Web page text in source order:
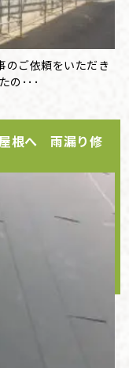
のご依頼をいただき
の･･･
根へ 雨漏り修